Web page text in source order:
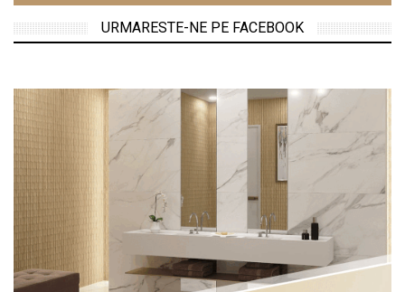
URMARESTE-NE PE FACEBOOK